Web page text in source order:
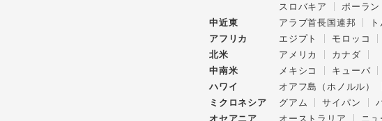
スロバキア
ポーラン
中近東
アラブ首長国連邦
アフリカ
エジプト モロッコ
北米
アメリカ
カナダ
中南米
メキシコ キューバ
ハワイ
オアフ島（ホノルル）
ミクロネシア
グアム サイパン
オセアニア
オーストラリア ニ